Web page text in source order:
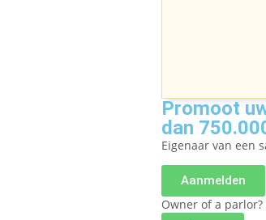
Promoot
dan
Eigenaar van een
Aanmelden
Owner of a